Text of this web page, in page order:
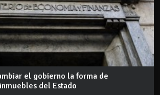
el gobierno la forma de
del Estado